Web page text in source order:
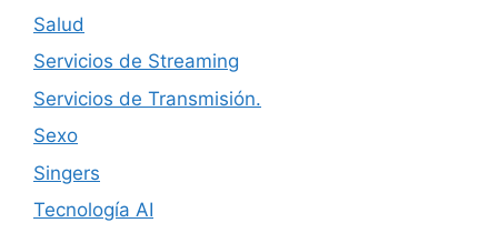
Salud
Servicios de Streaming
Servicios de Transmisión.
Sexo
Singers
Tecnología AI